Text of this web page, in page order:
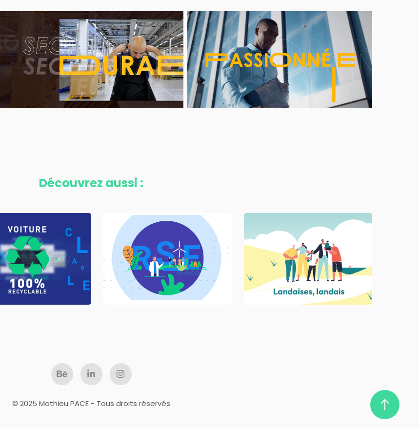
Découvrez aussi :
LA CHIMIE
Motion design
RESPONSIBLE CARE
DA, Illustration,
Storyboard, Animation
landespublic.fr
DA, Storyboarding,
Animation
© 2025 Mathieu PACE - Tous droits réservés